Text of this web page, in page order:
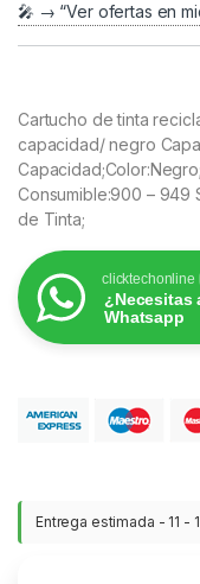
🎤 → “Ver ofertas en
Cartucho de tinta
capacidad/ negro
Consumible:900 – 949
de Tinta;
clicktechonline
¿Necesitas
Whatsapp
Entrega estimada - 11 -